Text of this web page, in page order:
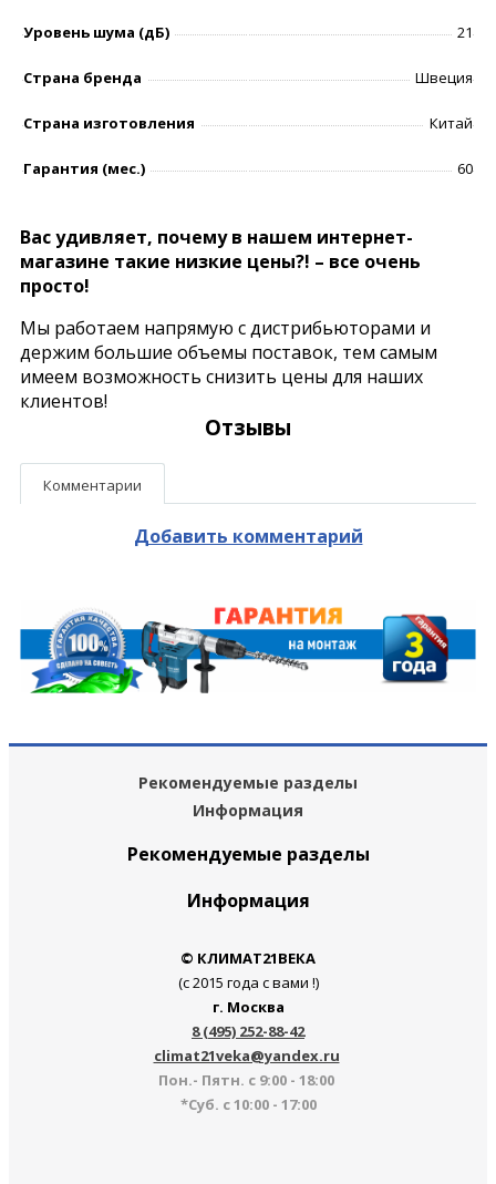
Уровень шумa (дБ) 21
Страна бренда Швеция
Страна изготовления Китай
Гарантия (мес.) 60
Вас удивляет, почему в нашем интернет-
магазине такие низкие цены?! – все очень
просто!
Мы работаем напрямую с дистрибьюторами и
держим большие объемы поставок, тем самым
имеем возможность снизить цены для наших
клиентов!
Отзывы
Комментарии
Добавить комментарий
Рекомендуемые разделы
Информация
Рекомендуемые разделы
Информация
© КЛИМАТ21ВЕКА
(с 2015 года с вами !)
г. Москва
8 (495) 252-88-42
climat21veka@yandex.ru
Пон.- Пятн. с 9:00 - 18:00
*Суб. с 10:00 - 17:00